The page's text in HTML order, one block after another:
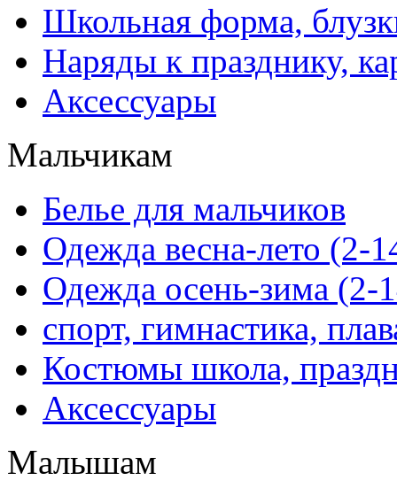
Школьная форма,
Наряды к празднику,
Аксессуары
Мальчикам
Белье для мальчиков
Одежда весна-лето (2-
Одежда осень-зима (2-
спорт, гимнастика,
Костюмы школа,
Аксессуары
Малышам